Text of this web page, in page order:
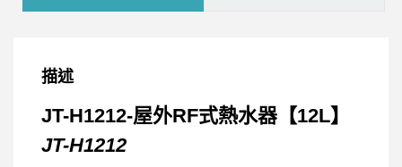
描述
JT-H1212-屋外RF式熱水器【12L】
JT-H1212